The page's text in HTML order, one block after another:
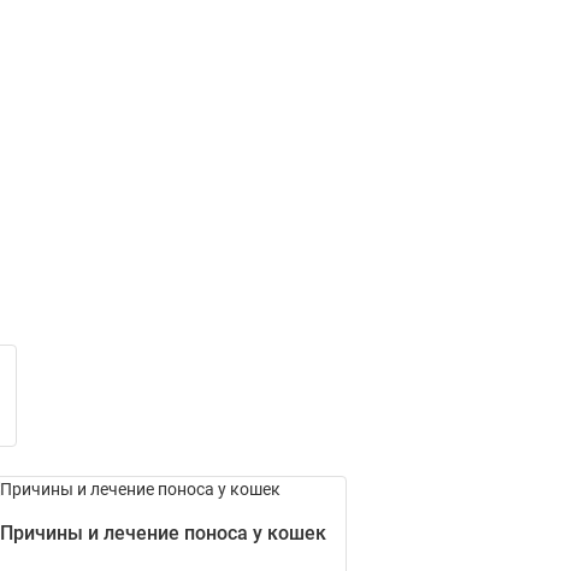
Причины и лечение поноса у кошек